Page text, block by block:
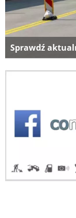
Sprawdź